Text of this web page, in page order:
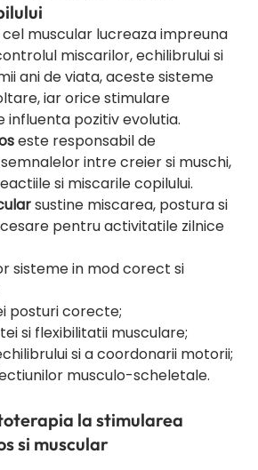
cel muscular lucreaza impreuna
miscarilor, echilibrului si
ani de viata, aceste sisteme
iar orice stimulare
pozitiv evolutia.
este responsabil de
intre creier si muschi,
si miscarile copilului.
sustine miscarea, postura si
pentru activitatile zilnice
sisteme in mod corect si
posturi corecte;
si flexibilitatii musculare;
si a coordonarii motorii;
musculo-scheletale.
la stimularea
si muscular